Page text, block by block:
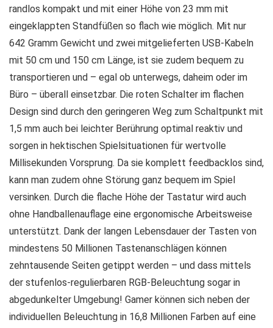
randlos kompakt und mit einer Höhe von 23 mm mit
eingeklappten Standfüßen so flach wie möglich. Mit nur
642 Gramm Gewicht und zwei mitgelieferten USB-Kabeln
mit 50 cm und 150 cm Länge, ist sie zudem bequem zu
transportieren und – egal ob unterwegs, daheim oder im
Büro – überall einsetzbar. Die roten Schalter im flachen
Design sind durch den geringeren Weg zum Schaltpunkt mit
1,5 mm auch bei leichter Berührung optimal reaktiv und
sorgen in hektischen Spielsituationen für wertvolle
Millisekunden Vorsprung. Da sie komplett feedbacklos sind,
kann man zudem ohne Störung ganz bequem im Spiel
versinken. Durch die flache Höhe der Tastatur wird auch
ohne Handballenauflage eine ergonomische Arbeitsweise
unterstützt. Dank der langen Lebensdauer der Tasten von
mindestens 50 Millionen Tastenanschlägen können
zehntausende Seiten getippt werden – und dass mittels
der stufenlos-regulierbaren RGB-Beleuchtung sogar in
abgedunkelter Umgebung! Gamer können sich neben der
individuellen Beleuchtung in 16,8 Millionen Farben auf eine